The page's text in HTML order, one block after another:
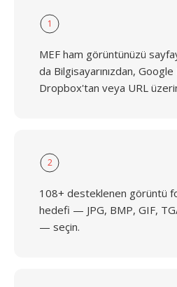
1
MEF ham görüntünüzü
da Bilgisayarınızdan,
Dropbox'tan veya URL
2
108+ desteklenen görüntü
hedefi — JPG, BMP, GIF,
— seçin.